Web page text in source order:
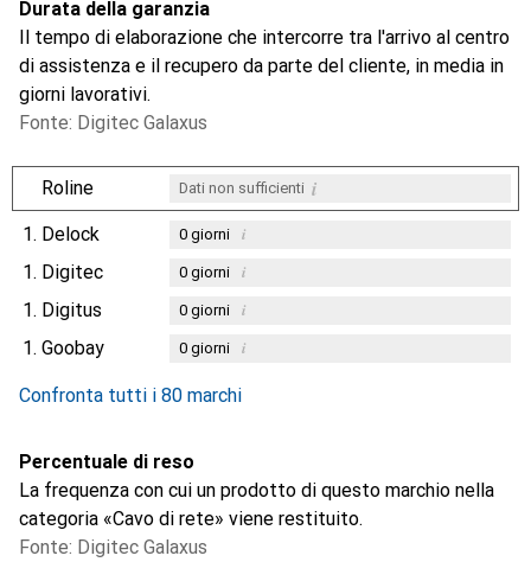
Durata della garanzia
Il tempo di elaborazione che intercorre tra l'arrivo al centro
di assistenza e il recupero da parte del cliente, in media in
giorni lavorativi.
Fonte: Digitec Galaxus
Roline Dati non sufficienti i
1. Delock 0giorni i
1. Digitec 0giorni i
1. Digitus 0giorni i
1. Goobay 0giorni i
Confronta tutti i 80 marchi
Percentuale di reso
La frequenza con cui un prodotto di questo marchio nella
categoria «Cavo di rete» viene restituito.
Fonte: Digitec Galaxus